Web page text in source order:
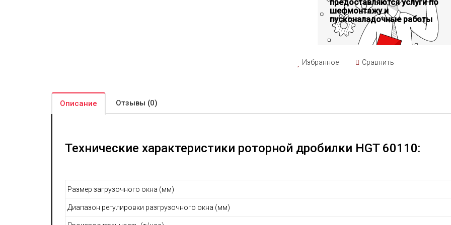
предоставляются услуги по
шефмонтажу и
пусконаладочные работы
Избранное Сравнить
Описание Отзывы (0)
Технические характеристики роторной дробилки HGT 60110:
Размер загрузочного окна (мм)
Диапазон регулировки разгрузочного окна (мм)